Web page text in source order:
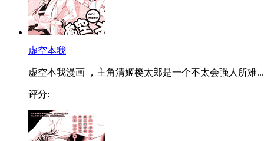
虚空本我
虚空本我漫画 ，主角清姬樱太郎是一个不太会强人所难...
评分: